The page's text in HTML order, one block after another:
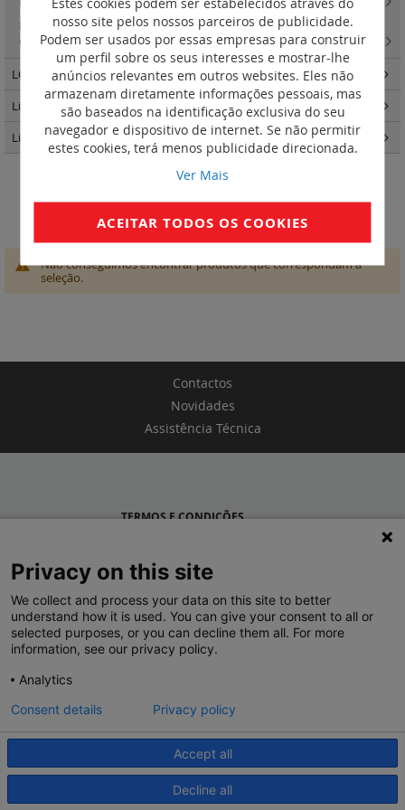
Reforço para suporte de
equipamento pesado 19''
Não conseguimos encontrar produtos que correspondam à
seleção.
LCS2 - painéis de interligação, conectores keystone, caixa saliente e
chicotes cat. 6(1)
LCS3 distribuição de energia(25)
Linkeo - Quadros e Armários(87)
Linkeo C cobre(31)
Contactos
Novidades
Assistência Técnica
nosso site pelos nossos parceiros de publicidade.
Podem ser usados por essas empresas para construir
um perfil sobre os seus interesses e mostrar-lhe
anúncios relevantes em outros websites. Eles não
armazenam diretamente informações pessoais, mas
são baseados na identificação exclusiva do seu
navegador e dispositivo de internet. Se não permitir
estes cookies, terá menos publicidade direcionada.
Ver Mais
ACEITAR TODOS OS COOKIES
TERMOS E CONDIÇÕES
LEGRAND PORTUGAL
GRUPO LEGRAND NO MUNDO
© 2020 Legrand. Todos os direitos reservados.
Privacy on this site
We collect and process your data on this site to better
understand how it is used. You can give your consent to all or
selected purposes, or you can decline them all. For more
information, see our privacy policy.
Analytics
Accept all
Decline all
Consent details Privacy policy